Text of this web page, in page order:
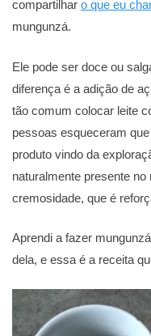
compartilhar o que eu
mungunzá.
Ele pode ser doce ou
diferença é a adição de
tão comum colocar leite
pessoas esqueceram
produto vindo da
naturalmente presente
cremosidade, que é
Aprendi a fazer
dela, e essa é a receita